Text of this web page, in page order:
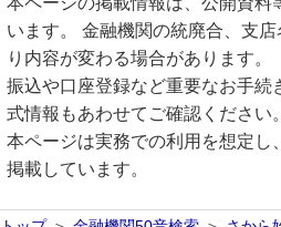
います。 金融機関の統廃合、支
り内容が変わる場合があります。
振込や口座登録など重要なお手続
式情報もあわせてご確認ください。
本ページは実務での利用を想定し
掲載しています。